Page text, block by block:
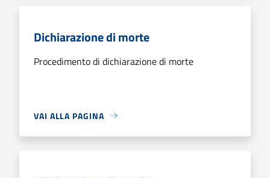
Dichiarazione di morte
Procedimento di dichiarazione di morte
VAI ALLA PAGINA